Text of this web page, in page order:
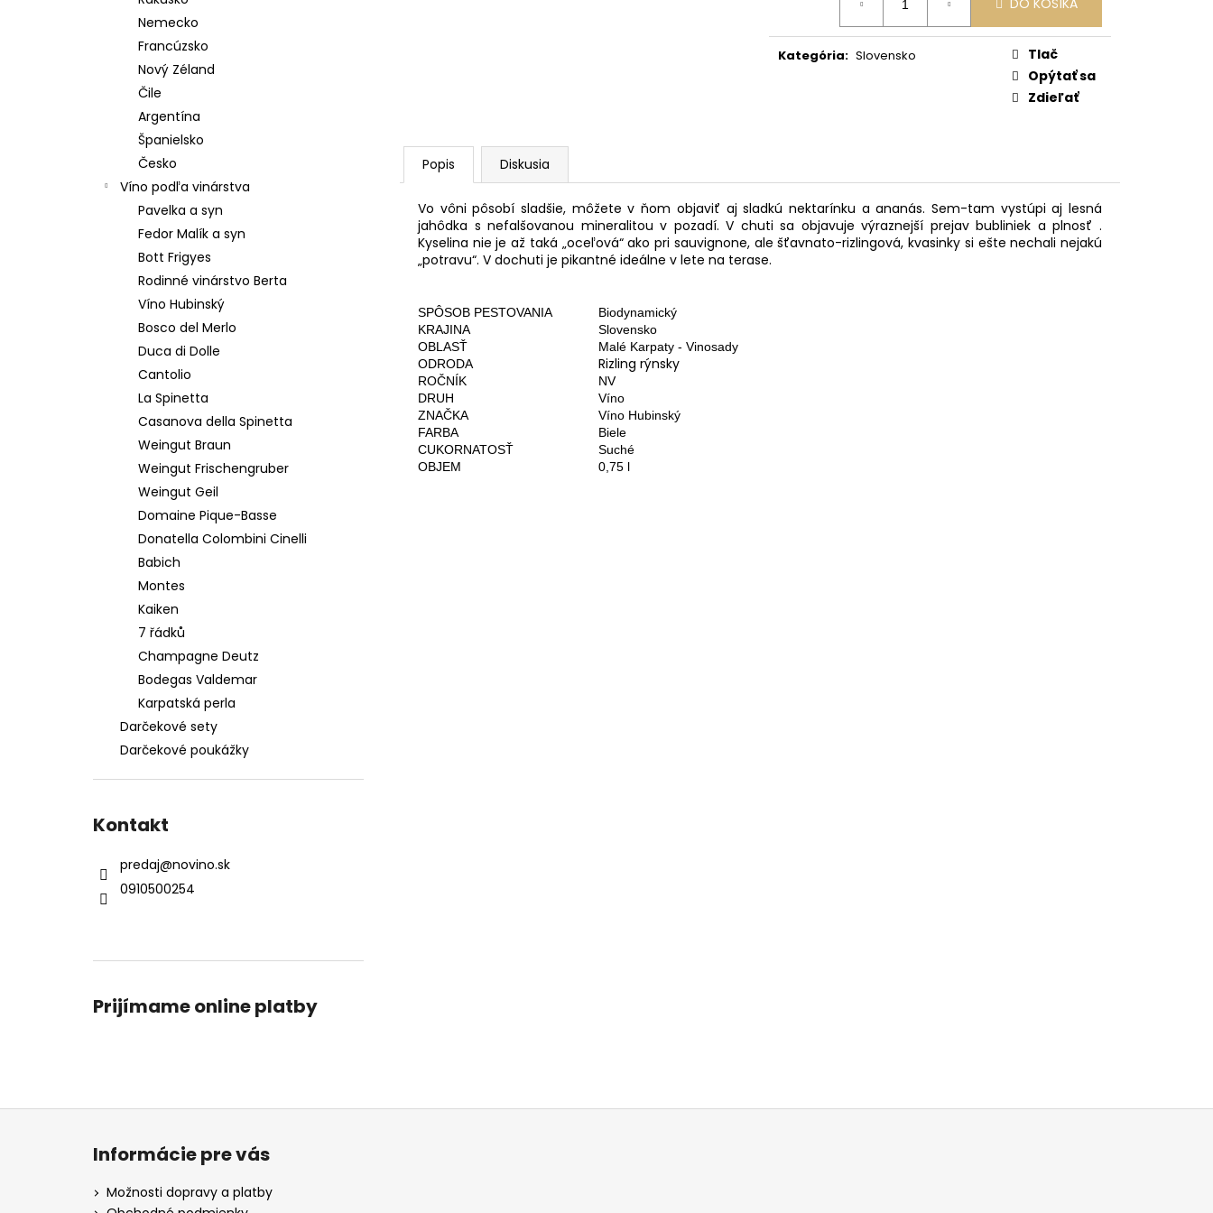
Nemecko
Francúzsko
Nový Zéland
Čile
Argentína
Španielsko
Česko
Víno podľa vinárstva
Pavelka a syn
Fedor Malík a syn
Bott Frigyes
Rodinné vinárstvo Berta
Víno Hubinský
Bosco del Merlo
Duca di Dolle
Cantolio
La Spinetta
Casanova della Spinetta
Weingut Braun
Weingut Frischengruber
Weingut Geil
Domaine Pique-Basse
Donatella Colombini Cinelli
Babich
Montes
Kaiken
7 řádků
Champagne Deutz
Bodegas Valdemar
Karpatská perla
Darčekové sety
Darčekové poukážky
Kontakt
predaj@novino.sk
0910500254
Prijímame online platby
DO KOŠÍKA
Kategória: Slovensko
Tlač
Opýtať sa
Zdieľať
Popis Diskusia
Vo vôni pôsobí sladšie, môžete v ňom objaviť aj sladkú nektarínku a ananás. Sem-tam vystúpi aj lesná
jahôdka s nefalšovanou mineralitou v pozadí. V chuti sa objavuje výraznejší prejav bubliniek a plnosť .
Kyselina nie je až taká „oceľová“ ako pri sauvignone, ale šťavnato-rizlingová, kvasinky si ešte nechali nejakú
„potravu“. V dochuti je pikantné ideálne v lete na terase.
SPÔSOB PESTOVANIA
Biodynamický
KRAJINA
Slovensko
OBLASŤ
Malé Karpaty - Vinosady
ODRODA
Rizling rýnsky
ROČNÍK
NV
DRUH
Víno
ZNAČKA
Víno Hubinský
FARBA
Biele
CUKORNATOSŤ
Suché
OBJEM
0,75 l
Z
Informácie pre vás
Možnosti dopravy a platby